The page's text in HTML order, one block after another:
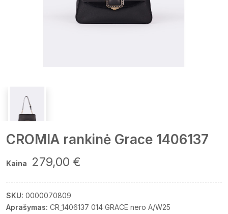
CROMIA rankinė Grace 1406137
Kaina 279,00 €
SKU: 0000070809
Aprašymas: CR_1406137 014 GRACE nero A/W25